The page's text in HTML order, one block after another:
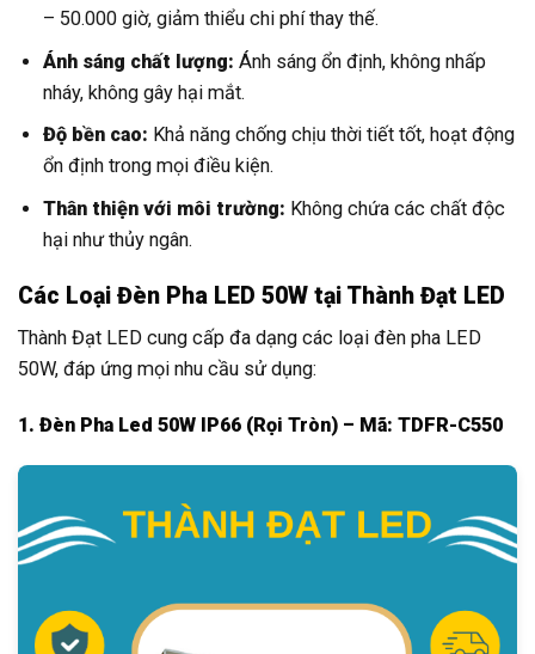
– 50.000 giờ, giảm thiểu chi phí thay thế.
Ánh sáng chất lượng: Ánh sáng ổn định, không nhấp
nháy, không gây hại mắt.
Độ bền cao: Khả năng chống chịu thời tiết tốt, hoạt động
ổn định trong mọi điều kiện.
Thân thiện với môi trường: Không chứa các chất độc
hại như thủy ngân.
Các Loại Đèn Pha LED 50W tại Thành Đạt LED
Thành Đạt LED cung cấp đa dạng các loại đèn pha LED
50W, đáp ứng mọi nhu cầu sử dụng:
1. Đèn Pha Led 50W IP66 (Rọi Tròn) – Mã: TDFR-C550